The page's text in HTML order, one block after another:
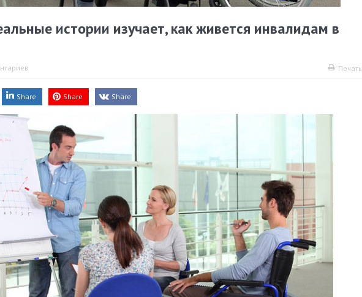
истории изучает, как живется инвалидам в
Печать
Share Share Share